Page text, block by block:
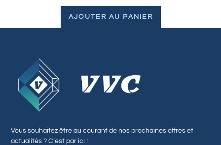
AJOUTER AU PANIER
Vous souhaitez être au courant de nos prochaines offres et
actualités ? C’est par ici !